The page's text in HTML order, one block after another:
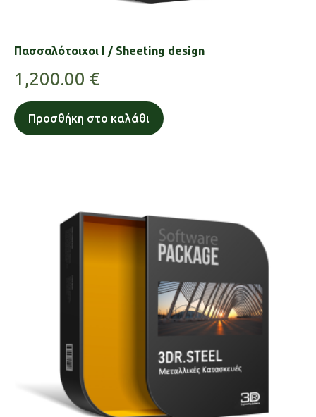
Πασσαλότοιχοι Ι / Sheeting design
1,200.00 €
Προσθήκη στο καλάθι